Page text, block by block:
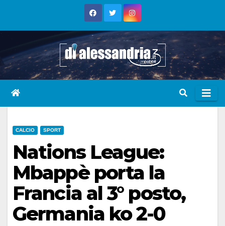
CALCIO SPORT
Nations League:
Mbappè porta la
Francia al 3° posto,
Germania ko 2-0